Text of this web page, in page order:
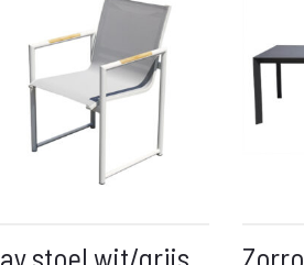
stoel wit/grijs